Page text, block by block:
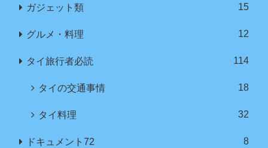
ガジェット類 15
グルメ・料理 12
タイ旅行者必読 114
タイの交通事情 18
タイ料理 32
ドキュメント72 8